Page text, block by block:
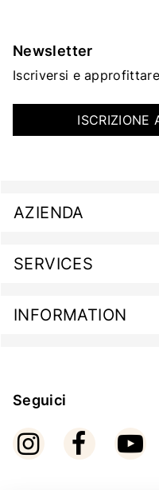
Newsletter
Iscriversi e
ISCRIZIONE
AZIENDA
SERVICES
INFORMATION
Seguici